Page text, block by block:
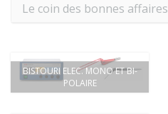
Le coin des bonnes affaires
BISTOURI ELEC. MONO ET BI-
POLAIRE